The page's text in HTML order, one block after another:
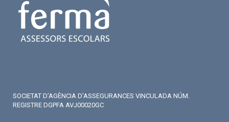
SOCIETAT D’AGÈNCIA D’ASSEGURANCES VINCULADA NÚM.
REGISTRE DGPFA AVJ00020GC